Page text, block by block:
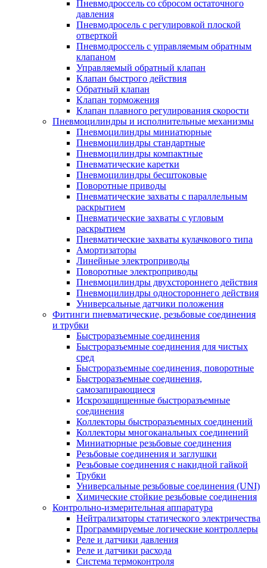
Пневмодроссель со сбросом остаточного
давления
Пневмодросель с регулировкой плоской
отверткой
Пневмодроссель с управляемым обратным
клапаном
Управляемый обратный клапан
Клапан быстрого действия
Обратный клапан
Клапан торможения
Клапан плавного регулирования скорости
Пневмоцилиндры и исполнительные механизмы
Пневмоцилиндры миниатюрные
Пневмоцилиндры стандартные
Пневмоцилиндры компактные
Пневматические каретки
Пневмоцилиндры бесштоковые
Поворотные приводы
Пневматические захваты с параллельным
раскрытием
Пневматические захваты с угловым
раскрытием
Пневматические захваты кулачкового типа
Амортизаторы
Линейные электроприводы
Поворотные электроприводы
Пневмоцилиндры двухстороннего действия
Пневмоцилиндры одностороннего действия
Универсальные датчики положения
Фитинги пневматические, резьбовые соединения
и трубки
Быстроразъемные соединения
Быстроразъемные соединения для чистых
сред
Быстроразъемные соединения, поворотные
Быстроразъемные соединения,
самозапирающиеся
Искрозащищенные быстроразъемные
соединения
Коллекторы быстроразъемных соединений
Коллекторы многоканальных соединений
Миниатюрные резьбовые соединения
Резьбовые соединения и заглушки
Резьбовые соединения с накидной гайкой
Трубки
Универсальные резьбовые соединения (UNI)
Химические стойкие резьбовые соединения
Контрольно-измерительная аппаратура
Нейтрализаторы статического электричества
Программируемые логические контроллеры
Реле и датчики давления
Реле и датчики расхода
Система термоконтроля